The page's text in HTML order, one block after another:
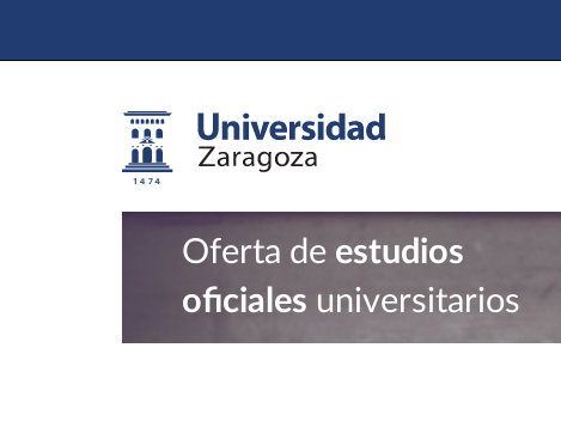
Oferta de estudios
oficiales universitarios